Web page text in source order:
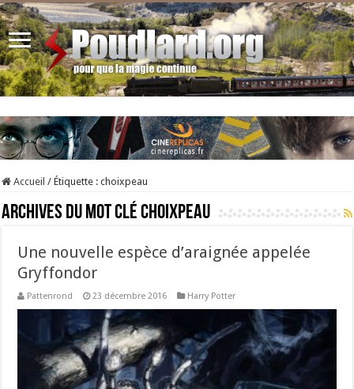
Accueil / Étiquette :choixpeau
Archives du mot cléchoixpeau
Une nouvelle espèce d’araignée appelée
Gryffondor
Pattenrond 23 décembre 2016 Harry Potter